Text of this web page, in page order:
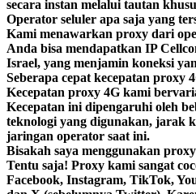
secara instan melalui tautan
Operator seluler apa saja yang
Kami menawarkan proxy dari
Anda bisa mendapatkan IP
Israel, yang menjamin koneksi
Seberapa cepat kecepatan proxy
Kecepatan proxy 4G kami
Kecepatan ini dipengaruhi oleh
teknologi yang digunakan, jarak
jaringan operator saat ini.
Bisakah saya menggunakan
Tentu saja! Proxy kami sangat
Facebook, Instagram, TikTok,